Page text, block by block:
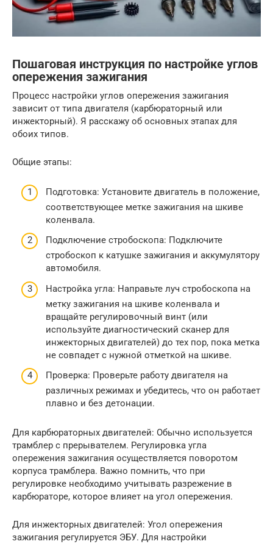
Пошаговая инструкция по настройке углов
опережения зажигания
Процесс настройки углов опережения зажигания
зависит от типа двигателя (карбюраторный или
инжекторный). Я расскажу об основных этапах для
обоих типов.
Общие этапы:
Подготовка: Установите двигатель в положение,
соответствующее метке зажигания на шкиве
коленвала.
Подключение стробоскопа: Подключите
стробоскоп к катушке зажигания и аккумулятору
автомобиля.
Настройка угла: Направьте луч стробоскопа на
метку зажигания на шкиве коленвала и
вращайте регулировочный винт (или
используйте диагностический сканер для
инжекторных двигателей) до тех пор, пока метка
не совпадет с нужной отметкой на шкиве.
Проверка: Проверьте работу двигателя на
различных режимах и убедитесь, что он работает
плавно и без детонации.
Для карбюраторных двигателей: Обычно используется
трамблер с прерывателем. Регулировка угла
опережения зажигания осуществляется поворотом
корпуса трамблера. Важно помнить, что при
регулировке необходимо учитывать разрежение в
карбюраторе, которое влияет на угол опережения.
Для инжекторных двигателей: Угол опережения
зажигания регулируется ЭБУ. Для настройки